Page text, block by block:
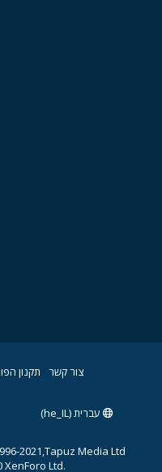
צור קשר תקנון
עברית (he_IL)
2021,Tapuz Media Ltd.
XenForo Ltd.